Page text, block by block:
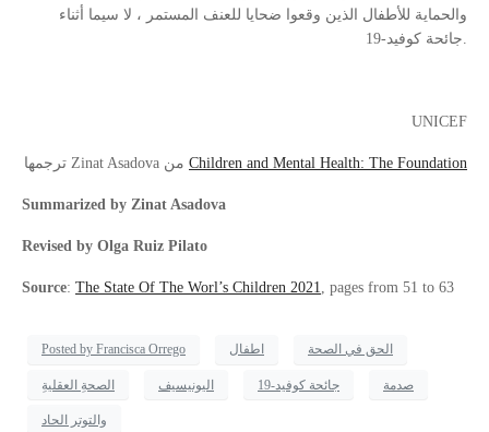
والحماية للأطفال الذين وقعوا ضحايا للعنف المستمر ، لا سيما أثناء
UNICEF
Children and Mental Health: The Foundation
Summarized by Zinat Asadova
Revised by Olga Ruiz Pilato
Source: The State Of The Worl’s Children 2021 , pages from 51 to 63
Posted by Francisca Orrego اطفال الحق في الصحة
الصحةِ العقليةِ اليونيسيف جائحة كوفيد-19 صدمة
والتوتر الحاد